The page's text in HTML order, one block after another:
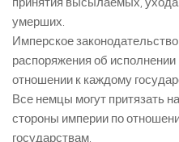
умерших.
Имперское
распоряжения об исполнении
отношении к каждому
Все немцы могут притязать
стороны империи по
государствам.